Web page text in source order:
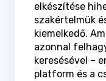
elkészítése
szakértelmük
kiemelkedő.
azonnal
keresésével –
platform és a